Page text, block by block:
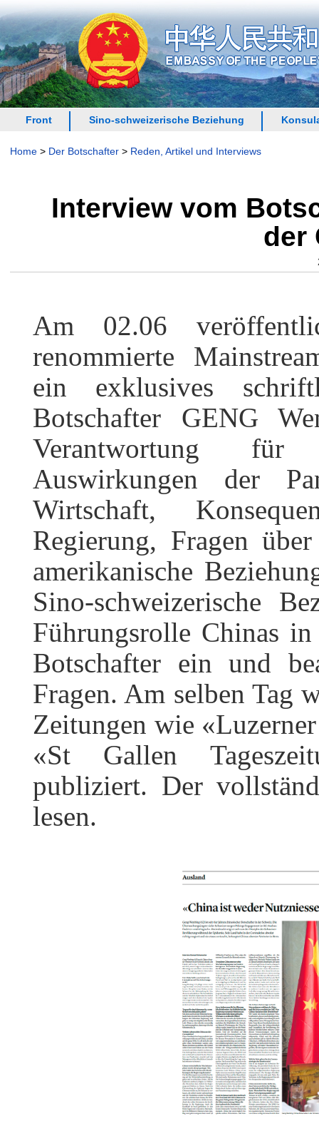
Front Sino-schweizerische Beziehung
Home > Der Botschafter > Reden, Artikel und Interviews
Interview vom
der
Am 02.06
renommierte
ein exklusives
Botschafter GENG
Verantwortung für
Auswirkungen der
Wirtschaft,
Regierung, Fragen
amerikanische
Sino-schweizerische
Führungsrolle Chinas
Botschafter ein und
Fragen. Am selben Tag
Zeitungen wie
«St Gallen
publiziert. Der
lesen.